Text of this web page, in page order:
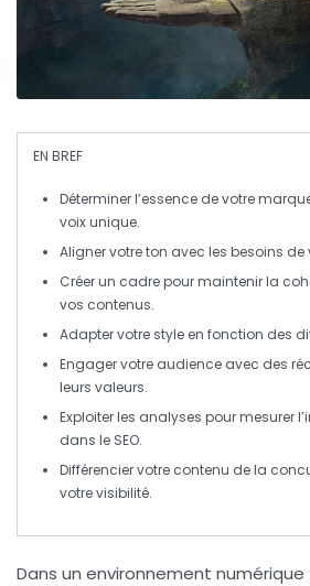
EN BREF
Déterminerl’essence de votre
voix unique.
Aligner votreton avec les besoins de
Créer un cadrepour maintenir la
vos contenus.
Adapter votre style en fonction des
Engagervotre audience avec des
leurs valeurs.
Exploiter les analyses pour mesurer
dans le SEO.
Différenciervotre contenu de la
votrevisibilité.
Dans un environnement numérique